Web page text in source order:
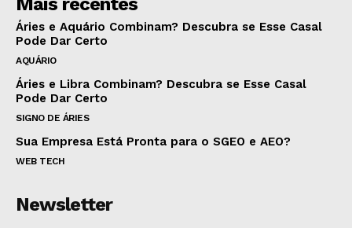
Áries e Aquário Combinam? Descubra se Esse Casal
Pode Dar Certo
AQUÁRIO
Áries e Libra Combinam? Descubra se Esse Casal
Pode Dar Certo
SIGNO DE ÁRIES
Sua Empresa Está Pronta para o SGEO e AEO?
WEB TECH
Newsletter